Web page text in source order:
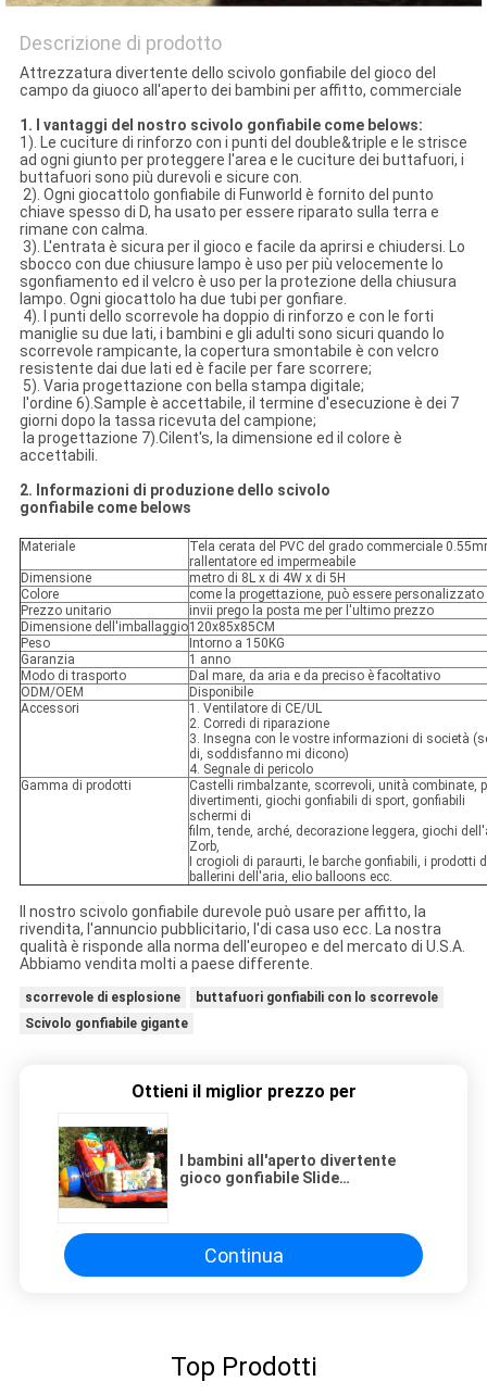
Descrizione di prodotto
Attrezzatura divertente dello scivolo gonfiabile del gioco del
campo da giuoco all'aperto dei bambini per affitto, commerciale
1. I vantaggi del nostro scivolo gonfiabile come belows:
1). Le cuciture di rinforzo con i punti del double&triple e le strisce
ad ogni giunto per proteggere l'area e le cuciture dei buttafuori, i
buttafuori sono più durevoli e sicure con.
2). Ogni giocattolo gonfiabile di Funworld è fornito del punto
chiave spesso di D, ha usato per essere riparato sulla terra e
rimane con calma.
3). L'entrata è sicura per il gioco e facile da aprirsi e chiudersi. Lo
sbocco con due chiusure lampo è uso per più velocemente lo
sgonfiamento ed il velcro è uso per la protezione della chiusura
lampo. Ogni giocattolo ha due tubi per gonfiare.
4). I punti dello scorrevole ha doppio di rinforzo e con le forti
maniglie su due lati, i bambini e gli adulti sono sicuri quando lo
scorrevole rampicante, la copertura smontabile è con velcro
resistente dai due lati ed è facile per fare scorrere;
5). Varia progettazione con bella stampa digitale;
l'ordine 6).Sample è accettabile, il termine d'esecuzione è dei 7
giorni dopo la tassa ricevuta del campione;
la progettazione 7).Cilent's, la dimensione ed il colore è
accettabili.
2. Informazioni di produzione dello scivolo
gonfiabile come belows
Materiale
Tela cerata del PVC del grado commerciale
rallentatore ed impermeabile
Dimensione
metro di 8L x di 4W x di 5H
Colore
come la progettazione, può essere personalizzato
Prezzo unitario
invii prego la posta me per l'ultimo prezzo
Dimensione dell'imballaggio120x85x85CM
Peso
Intorno a 150KG
Garanzia
1 anno
Modo di trasporto
Dal mare, da aria e da preciso è facoltativo
ODM/OEM
Disponibile
Accessori
1. Ventilatore di CE/UL
2. Corredi di riparazione
3. Insegna con le vostre informazioni di società
di, soddisfanno mi dicono)
4. Segnale di pericolo
Gamma di prodotti
Castelli rimbalzante, scorrevoli, unità combinate,
divertimenti, giochi gonfiabili di sport, gonfiabili
schermi di
film, tende, arché, decorazione leggera, giochi
Zorb,
I crogioli di paraurti, le barche gonfiabili, i prodotti
ballerini dell'aria, elio balloons ecc.
Il nostro scivolo gonfiabile durevole può usare per affitto, la
rivendita, l'annuncio pubblicitario, l'di casa uso ecc. La nostra
qualità è risponde alla norma dell'europeo e del mercato di U.S.A.
Abbiamo vendita molti a paese differente.
scorrevole di esplosione
buttafuori gonfiabili con lo scorrevole
Scivolo gonfiabile gigante
Ottieni il miglior prezzo per
I bambini all'aperto divertente
gioco gonfiabile Slide
Continua
Top Prodotti